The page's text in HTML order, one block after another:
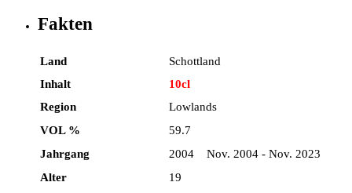
Fakten
Land
Schottland
Inhalt
10cl
Region
Lowlands
VOL %
59.7
Jahrgang
2004 Nov. 2004 - Nov. 2023
Alter
19